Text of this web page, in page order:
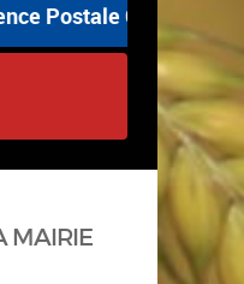
Postale Communale
MAIRIE